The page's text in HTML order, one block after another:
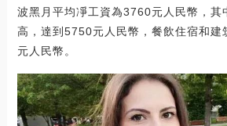
波黑月平均凈工資為3760元人民幣，其
高，達到5750元人民幣，餐飲住宿和建
元人民幣。